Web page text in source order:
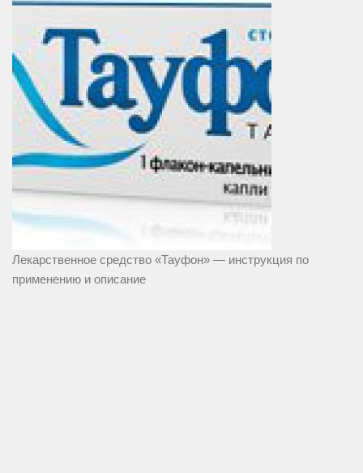
Лекарственное средство «Тауфон» — инструкция по
применению и описание